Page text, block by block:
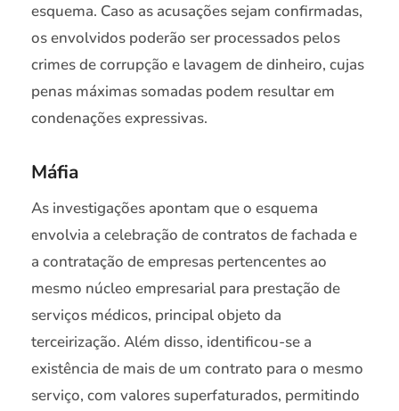
esquema. Caso as acusações sejam confirmadas,
os envolvidos poderão ser processados pelos
crimes de corrupção e lavagem de dinheiro, cujas
penas máximas somadas podem resultar em
condenações expressivas.
Máfia
As investigações apontam que o esquema
envolvia a celebração de contratos de fachada e
a contratação de empresas pertencentes ao
mesmo núcleo empresarial para prestação de
serviços médicos, principal objeto da
terceirização. Além disso, identificou-se a
existência de mais de um contrato para o mesmo
serviço, com valores superfaturados, permitindo